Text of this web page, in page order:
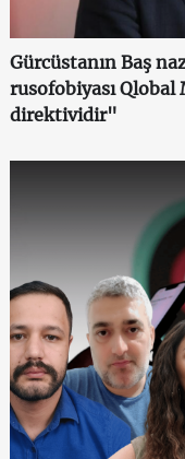
Gürcüstanın Baş
rusofobiyası Qlobal
direktividir"